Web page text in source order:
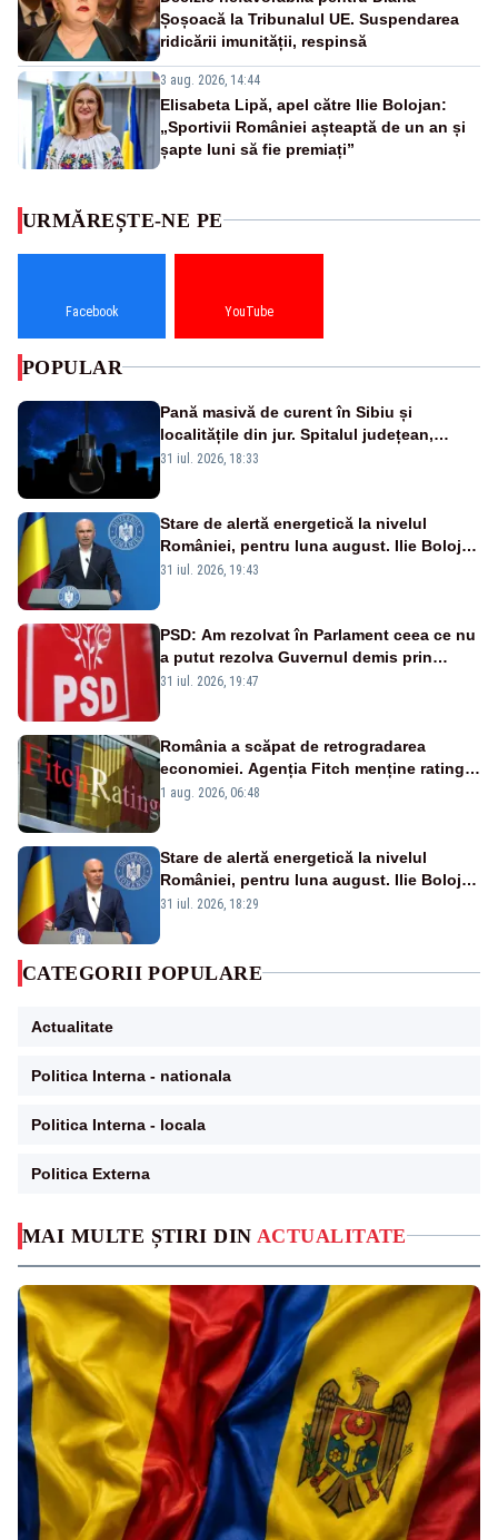
Șoșoacă la Tribunalul UE. Suspendarea
ridicării imunității, respinsă
3 aug. 2026, 14:44
Elisabeta Lipă, apel către Ilie Bolojan:
„Sportivii României așteaptă de un an și
șapte luni să fie premiați”
MAI MULTE ȘTIRI DIN ACTUALITATE
URMĂREȘTE-NE PE
Facebook YouTube
POPULAR
Pană masivă de curent în Sibiu și
localitățile din jur. Spitalul județean,
semafoarele, rețelele de telefonie, grav
31 iul. 2026, 18:33
Stare de alertă energetică la nivelul
României, pentru luna august. Ilie Bolojan
a anunțat importuri și posibile restricții –
31 iul. 2026, 19:43
PSD: Am rezolvat în Parlament ceea ce nu
a putut rezolva Guvernul demis prin
moțiune de cenzură
31 iul. 2026, 19:47
România a scăpat de retrogradarea
economiei. Agenția Fitch menține ratingul
„BBB-” cu perspectivă negativă
1 aug. 2026, 06:48
Stare de alertă energetică la nivelul
României, pentru luna august. Ilie Bolojan
a anunțat importuri și posibile restricții –
31 iul. 2026, 18:29
CATEGORII POPULARE
Actualitate
Politica Interna - nationala
Politica Interna - locala
Politica Externa